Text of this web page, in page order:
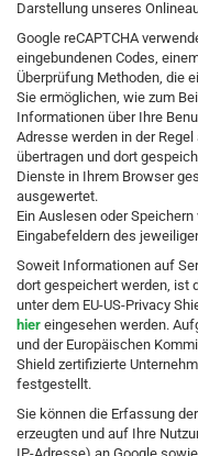
Darstellung unseres
Google reCAPTCHA
eingebundenen Codes,
Überprüfung Methoden, die
Sie ermöglichen, wie zum
Informationen über Ihre
Adresse werden in der Regel
übertragen und dort
Dienste in Ihrem Browser
ausgewertet.
Ein Auslesen oder
Eingabefeldern des
Soweit Informationen auf
dort gespeichert werden, ist
unter dem EU-US-Privacy
hier eingesehen werden.
und der Europäischen
Shield zertifizierte
festgestellt.
Sie können die Erfassung
erzeugten und auf Ihre